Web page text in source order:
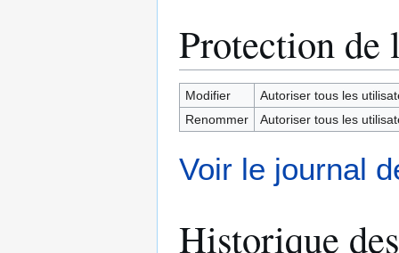
Protection de
Modifier
Autoriser tous les
Renommer
Autoriser tous les
Voir le journal
Historique